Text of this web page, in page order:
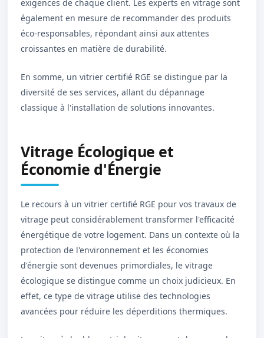
exigences de chaque client. Les experts en vitrage sont
également en mesure de recommander des produits
éco-responsables, répondant ainsi aux attentes
croissantes en matière de durabilité.
En somme, un vitrier certifié RGE se distingue par la
diversité de ses services, allant du dépannage
classique à l'installation de solutions innovantes.
Vitrage Écologique et
Économie d'Énergie
Le recours à un vitrier certifié RGE pour vos travaux de
vitrage peut considérablement transformer l'efficacité
énergétique de votre logement. Dans un contexte où la
protection de l'environnement et les économies
d'énergie sont devenues primordiales, le vitrage
écologique se distingue comme un choix judicieux. En
effet, ce type de vitrage utilise des technologies
avancées pour réduire les déperditions thermiques.